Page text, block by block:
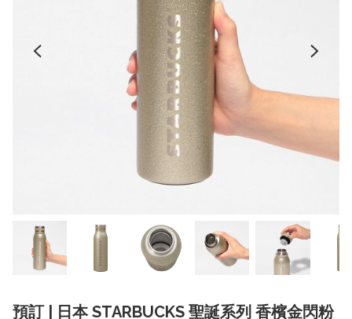
預訂 | 日本 STARBUCKS 聖誕系列 香檳金閃粉